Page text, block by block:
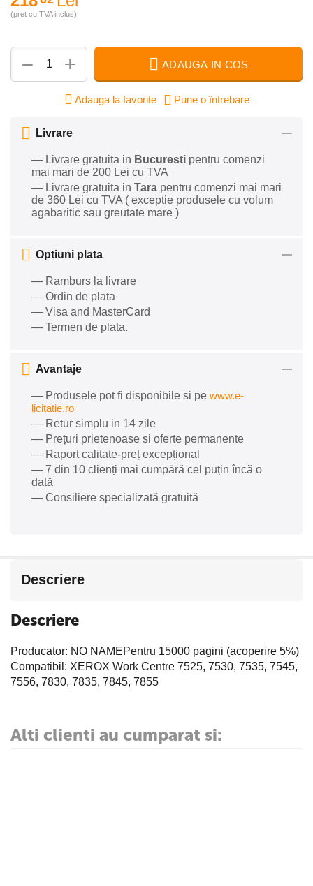
(pret cu TVA inclus)
+
− ADAUGA IN COS
Adauga la favorite Pune o întrebare
Livrare
— Livrare gratuita in Bucuresti pentru comenzi
mai mari de 200 Lei cu TVA
— Livrare gratuita in Tara pentru comenzi mai mari
de 360 Lei cu TVA ( exceptie produsele cu volum
agabaritic sau greutate mare )
Optiuni plata
— Ramburs la livrare
— Ordin de plata
— Visa and MasterCard
— Termen de plata.
Avantaje
— Produsele pot fi disponibile si pe www.e-
licitatie.ro
— Retur simplu in 14 zile
— Prețuri prietenoase si oferte permanente
— Raport calitate-preț excepțional
— 7 din 10 clienți mai cumpără cel puțin încă o
dată
— Consiliere specializată gratuită
Descriere
Descriere
Producator: NO NAMEPentru 15000 pagini (acoperire 5%)
Compatibil: XEROX Work Centre 7525, 7530, 7535, 7545,
7556, 7830, 7835, 7845, 7855
Alti clienti au cumparat si: